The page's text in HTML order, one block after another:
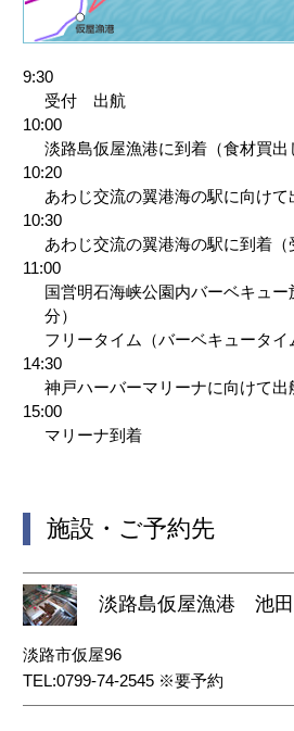
9:30
受付 出航
10:00
淡路島仮屋漁港に到着（食材買出
10:20
あわじ交流の翼港海の駅に向けて
10:30
あわじ交流の翼港海の駅に到着（
11:00
国営明石海峡公園内バーベキュ
分）
フリータイム（バーベキュータイ
14:30
神戸ハーバーマリーナに向けて出
15:00
マリーナ到着
施設・ご予約先
淡路島仮屋漁港 池
淡路市仮屋96
TEL:0799-74-2545 ※要予約